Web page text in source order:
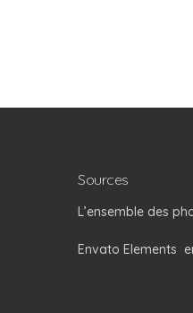
Sources
L’ensemble des
Envato Elements